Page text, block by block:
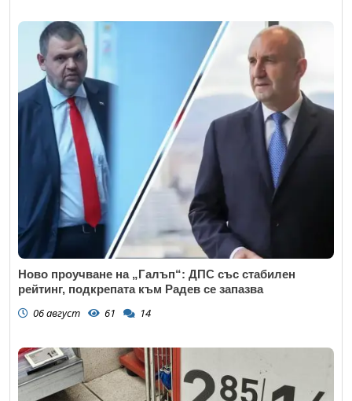
Ново проучване на „Галъп“: ДПС със стабилен
рейтинг, подкрепата към Радев се запазва
06 август 61 14